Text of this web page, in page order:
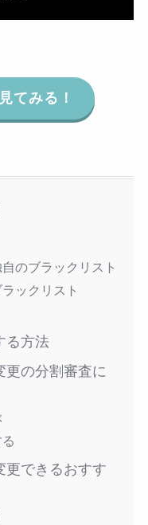
てみる！
のブラックリスト
ックリスト
る方法
更の分割審査に
更できるおすす